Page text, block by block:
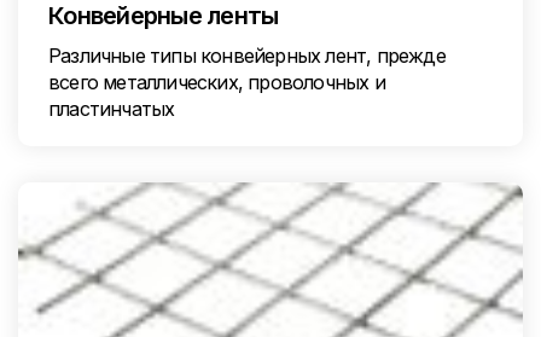
Конвейерные ленты
Различные типы конвейерных лент, прежде
всего металлических, проволочных и
пластинчатых